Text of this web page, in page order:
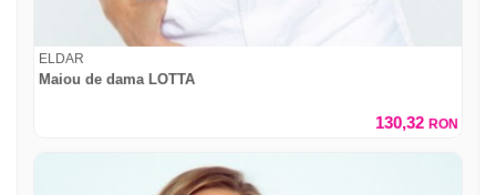
ELDAR
Maiou de dama LOTTA
130,32 RON